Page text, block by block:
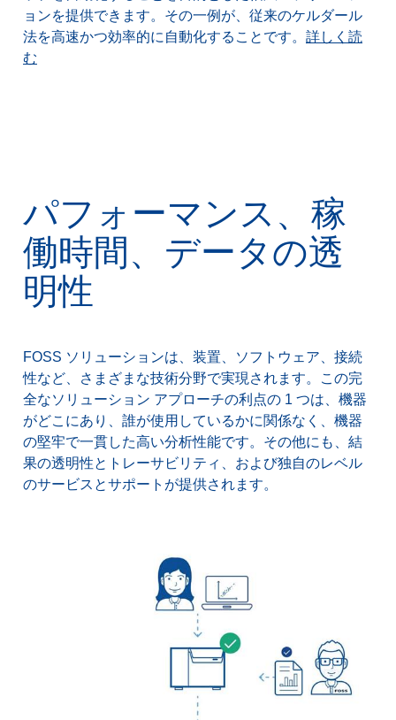
ョンを提供できます。その一例が、従来のケルダール
法を高速かつ効率的に自動化することです。 詳しく読
む
パフォーマンス、稼
働時間、データの透
明性
FOSS ソリューションは、装置、ソフトウェア、接続
性など、さまざまな技術分野で実現されます。この完
全なソリューション アプローチの利点の 1 つは、機器
がどこにあり、誰が使用しているかに関係なく、機器
の堅牢で一貫した高い分析性能です。その他にも、結
果の透明性とトレーサビリティ、および独自のレベル
のサービスとサポートが提供されます。